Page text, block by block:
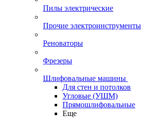
Пилы электрические
Прочие электроинструменты
Реноваторы
Фрезеры
Шлифовальные машины
Для стен и потолков
Угловые (УШМ)
Прямошлифовальные
Еще